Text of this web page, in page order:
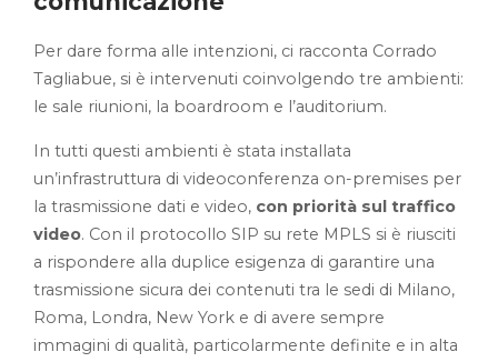
Per dare forma alle intenzioni, ci racconta Corrado
Tagliabue, si è intervenuti coinvolgendo tre ambienti:
le sale riunioni, la boardroom e l’auditorium.
In tutti questi ambienti è stata installata
un’infrastruttura di videoconferenza on-premises per
la trasmissione dati e video, con priorità sul traffico
video. Con il protocollo SIP su rete MPLS si è riusciti
a rispondere alla duplice esigenza di garantire una
trasmissione sicura dei contenuti tra le sedi di Milano,
Roma, Londra, New York e di avere sempre
immagini di qualità, particolarmente definite e in alta